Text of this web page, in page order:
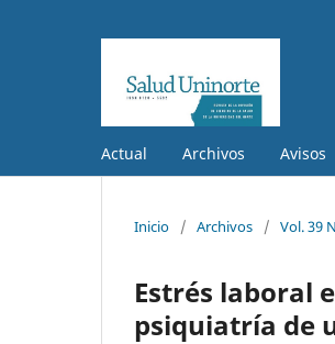
Actual Archivos Avisos
Inicio / Archivos / Vol. 39
Estrés laboral
psiquiatría de